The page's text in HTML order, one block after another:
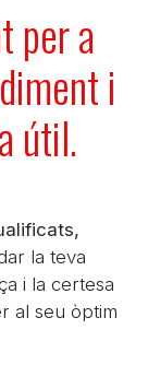
per a
i
útil.
la teva
i la certesa
al seu òptim